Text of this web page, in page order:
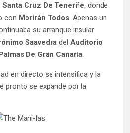
Santa Cruz De Tenerife, donde
con Morirán Todos. Apenas un
su arranque insular
Saavedra del Auditorio
De Gran Canaria.
en directo se intensifica y la
pronto se expande por la